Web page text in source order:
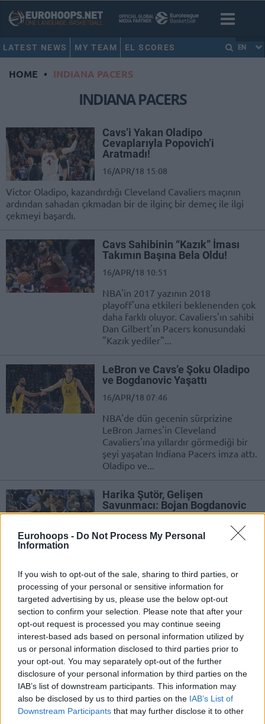
Eurohoops - Do Not Process My Personal
Information
If you wish to opt-out of the sale, sharing to third parties, or
processing of your personal or sensitive information for
targeted advertising by us, please use the below opt-out
section to confirm your selection. Please note that after your
opt-out request is processed you may continue seeing
interest-based ads based on personal information utilized by
us or personal information disclosed to third parties prior to
your opt-out. You may separately opt-out of the further
disclosure of your personal information by third parties on the
IAB’s list of downstream participants. This information may
also be disclosed by us to third parties on the IAB’s List of
Downstream Participants that may further disclose it to other
LATEST NEWS MY TEAM EL SCORES EN
HOME • INDIANA PACERS
INDIANA PACERS
Cavs’i Yakan Oladipo
Cevaplarıyla Popovich’i
Aratmadı!
16/APR/18 15:08
Victor Oladipo, kazandırdığı Cleveland Cavaliers maçının
ardından sahadan çıkmadan bir de ilginç bir demeç ile ilgi
çekmeyi başardı.
Cavs Sahibinin “Kazık” İması
Takımın Başına Bela Oldu!
16/APR/18 10:51
NBA'in 2017 yazının 2018
playoff'una etkileri beklenenden çok
daha farklı oluyor. Cavaliers'ın sahibi
Dan Gilbert'ın Pacers konusundaki
"Kazık yediler"...
LeBron ve Cavs’e Şoku Oladipo
ve Bogdanovic Yaşattı
16/APR/18 07:46
NBA'de dün gecenin sürprizine
LeBron James'in Cleveland
Cavaliers'ına yıllardır görmediği bir
şeyi yaşatan Indiana Pacers imza attı.
Oladipo ve...
Harika Şutör, Gelişen
Savunmacı: Bojan Bogdanovic
Indiana Pacers beklentilerin üzerinde
Eurohoops Çeviri ise o süreci
anlatıyor!
Oğul Sabonis Babasını Hatırlattı,
Pacers Kazandı
09/APR/18 07:44
NBA'de dün gece sezonun
arkaplandaki Avrupalı
yeteneklerinden biri bütün
parlaklığıyla öne çıktı: Domantas
Sabonis, Indiana Pacers'a son hedefi